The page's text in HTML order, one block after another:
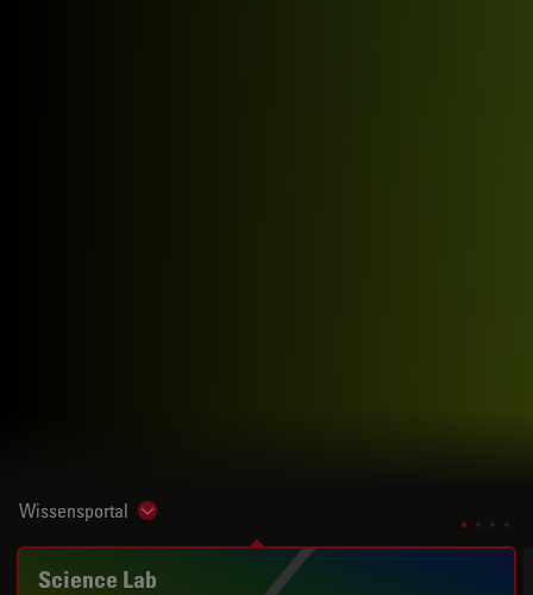
Wissensportal Show subnavigation
Science Lab